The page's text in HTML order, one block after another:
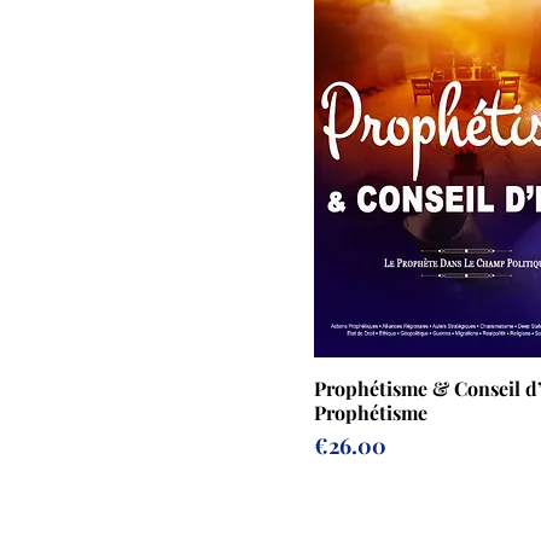
Prophétisme & Conseil
Prophétisme
Prix
€26.00